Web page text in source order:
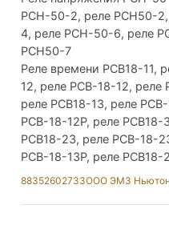
РСН-50-2, реле РСН50-
4, реле РСН-50-6, реле
РСН50-7
Реле времени РСВ18-11,
12, реле РСВ-18-12, реле
реле РСВ18-13, реле
РСВ-18-12Р, реле РСВ18-
РСВ18-23, реле РСВ-18-
РСВ-18-13Р, реле
88352602733ООО ЭМЗ Ньютон